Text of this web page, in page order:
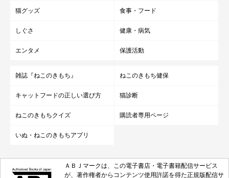
猫グッズ 食事・フード
しぐさ 健康・病気
エンタメ 保護活動
雑誌『ねこのきもち』 ねこのきもち健保
キャットフードの正しい選び方 猫診断
ねこのきもちクイズ 購読者専用ページ
いぬ・ねこのきもちアプリ
ＡＢＪマークは、この電子書店・電子書籍配信サービス
が、著作権者からコンテンツ使用許諾を得た正規版配信サ